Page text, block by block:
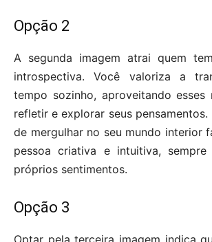
Opção 2
A segunda imagem atrai quem
introspectiva. Você valoriza a
tempo sozinho, aproveitando esses
refletir e explorar seus pensamentos.
de mergulhar no seu mundo interior
pessoa criativa e intuitiva, sempre
próprios sentimentos.
Opção 3